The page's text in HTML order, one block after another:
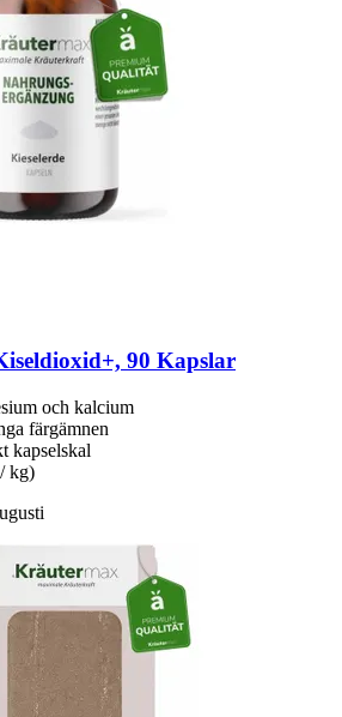
90 Kapslar
och kalcium
färgämnen
kapselskal
kg)